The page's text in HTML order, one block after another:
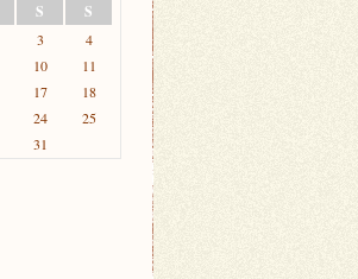
S S
3
4
10
11
17
18
24
25
31